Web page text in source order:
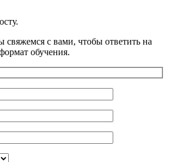
с вами, чтобы ответить на
обучения.